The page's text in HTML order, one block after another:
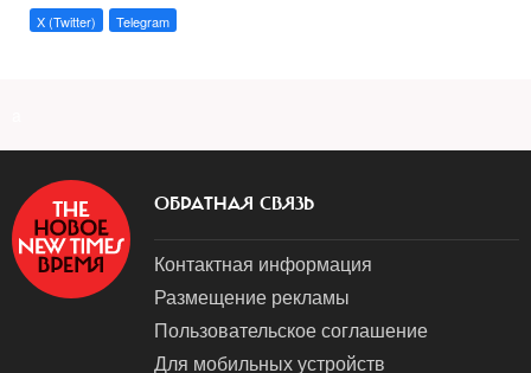
X (Twitter) Telegram
ОБРАТНАЯ СВЯЗЬ
Контактная информация
Размещение рекламы
Пользовательское соглашение
Для мобильных устройств